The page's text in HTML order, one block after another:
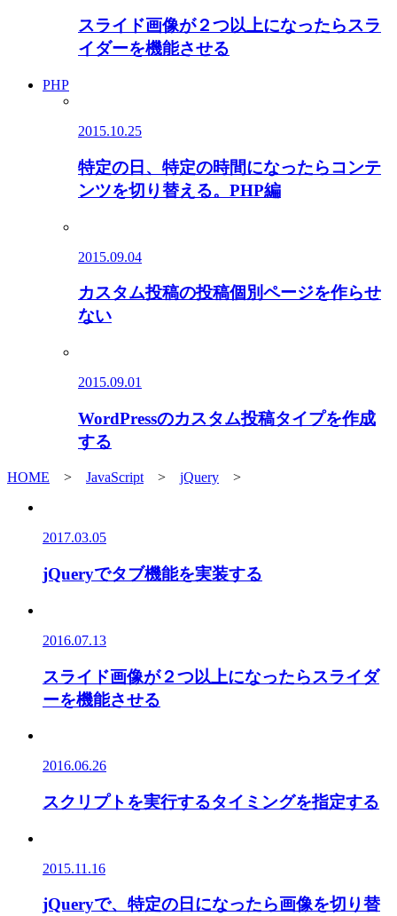
スライド画像が２つ以上になったらスラ
イダーを機能させる
PHP
2015.10.25
特定の日、特定の時間になったらコンテ
ンツを切り替える。PHP編
2015.09.04
カスタム投稿の投稿個別ページを作らせ
ない
2015.09.01
WordPressのカスタム投稿タイプを作成
する
HOME > JavaScript> jQuery >
2017.03.05
jQueryでタブ機能を実装する
2016.07.13
スライド画像が２つ以上になったらスライダ
ーを機能させる
2016.06.26
スクリプトを実行するタイミングを指定する
2015.11.16
jQueryで、特定の日になったら画像を切り替